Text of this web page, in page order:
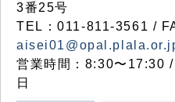
3番25号
TEL：011-811-3561 /
営業時間：8:30〜17:30
日